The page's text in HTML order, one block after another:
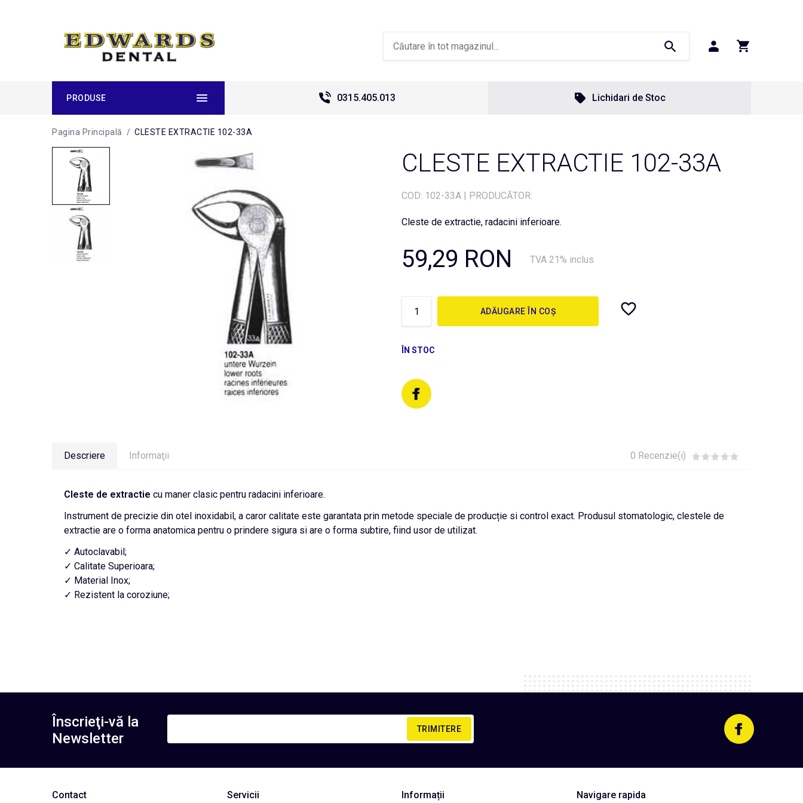
PRODUSE 0315.405.013 Lichidari de Stoc
Pagina Principală / CLESTE EXTRACTIE 102-33A
CLESTE EXTRACTIE 102-33A
COD: 102-33A | PRODUCĂTOR:
Cleste de extractie, radacini inferioare.
59,29 RON TVA 21% inclus
ADĂUGARE ÎN COȘ
ÎN STOC
Descriere Informaţii 0 Recenzie(i)
Cleste de extractie cu maner clasic pentru radacini inferioare.
Instrument de precizie din otel inoxidabil, a caror calitate este garantata prin metode speciale de producție si control exact. Produsul stomatologic, clestele de
extractie are o forma anatomica pentru o prindere sigura si are o forma subtire, fiind usor de utilizat.
✓ Autoclavabil;
✓ Calitate Superioara;
✓ Material Inox;
✓ Rezistent la coroziune;
Înscrieţi-vă la
Newsletter
TRIMITERE
Contact Servicii Informații Navigare rapida